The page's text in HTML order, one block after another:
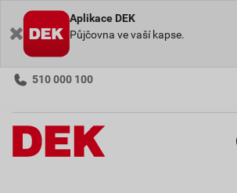
Aplikace DEK
Půjčovna ve vaší kapse.
510 000 100